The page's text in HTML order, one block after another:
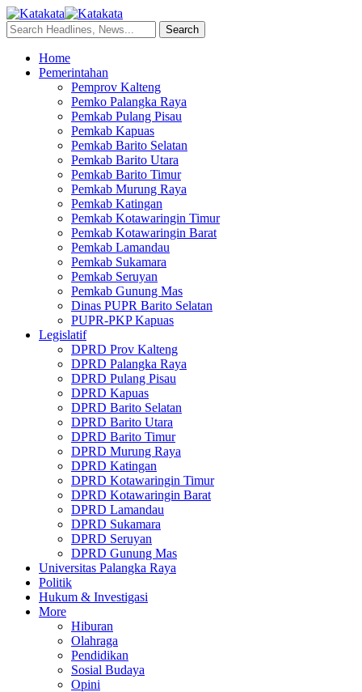
Home
Pemerintahan
Pemprov Kalteng
Pemko Palangka Raya
Pemkab Pulang Pisau
Pemkab Kapuas
Pemkab Barito Selatan
Pemkab Barito Utara
Pemkab Barito Timur
Pemkab Murung Raya
Pemkab Katingan
Pemkab Kotawaringin Timur
Pemkab Kotawaringin Barat
Pemkab Lamandau
Pemkab Sukamara
Pemkab Seruyan
Pemkab Gunung Mas
Dinas PUPR Barito Selatan
PUPR-PKP Kapuas
Legislatif
DPRD Prov Kalteng
DPRD Palangka Raya
DPRD Pulang Pisau
DPRD Kapuas
DPRD Barito Selatan
DPRD Barito Utara
DPRD Barito Timur
DPRD Murung Raya
DPRD Katingan
DPRD Kotawaringin Timur
DPRD Kotawaringin Barat
DPRD Lamandau
DPRD Sukamara
DPRD Seruyan
DPRD Gunung Mas
Universitas Palangka Raya
Politik
Hukum & Investigasi
More
Hiburan
Olahraga
Pendidikan
Sosial Budaya
Opini